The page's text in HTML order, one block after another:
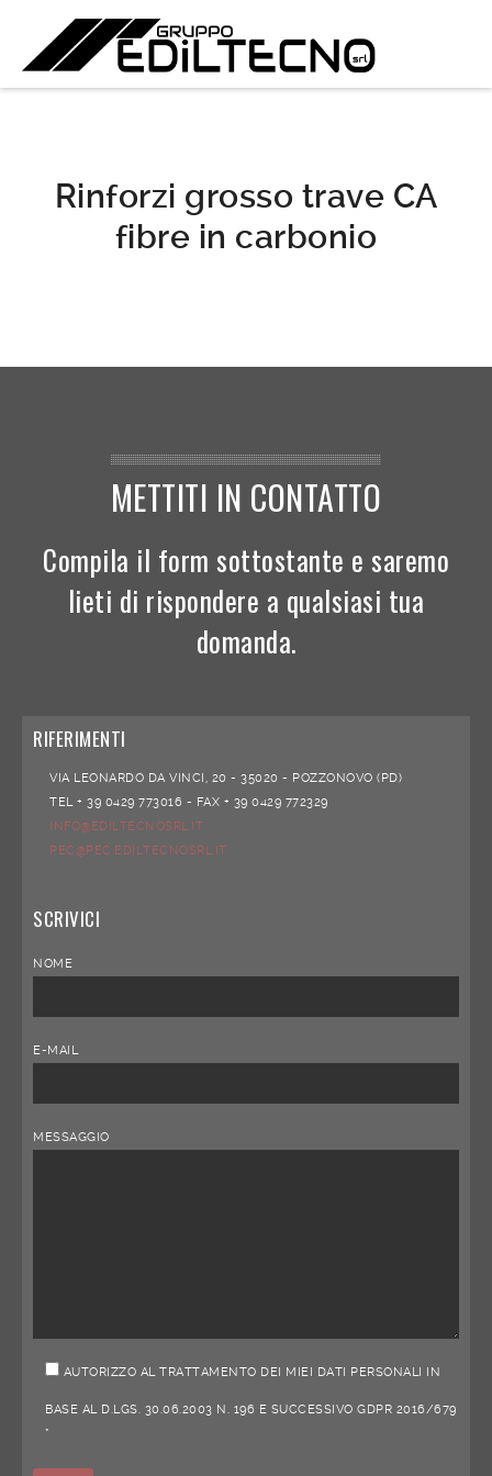
Rinforzi grosso trave CA
fibre in carbonio
METTITI IN CONTATTO
Compila il form sottostante e saremo
lieti di rispondere a qualsiasi tua
domanda.
RIFERIMENTI
VIA LEONARDO DA VINCI, 20 - 35020 - POZZONOVO (PD)
TEL + 39 0429 773016 - FAX + 39 0429 772329
INFO@EDILTECNOSRL.IT
PEC@PEC.EDILTECNOSRL.IT
SCRIVICI
NOME
E-MAIL
MESSAGGIO
AUTORIZZO AL TRATTAMENTO DEI MIEI DATI PERSONALI IN
BASE AL D.LGS. 30.06.2003 N. 196 E SUCCESSIVO GDPR 2016/679
*